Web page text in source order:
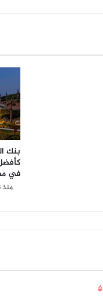
بنك
في مصر
منذ 3 أسابيع
*